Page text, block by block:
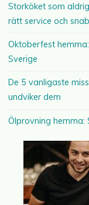
Storköket som
rätt service och
Oktoberfest
Sverige
De 5 vanligaste
undviker dem
Ölprovning hemma: